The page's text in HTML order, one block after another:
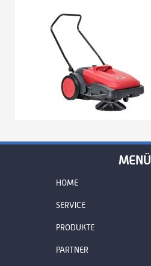
MENÜ
HOME
SERVICE
PRODUKTE
PARTNER